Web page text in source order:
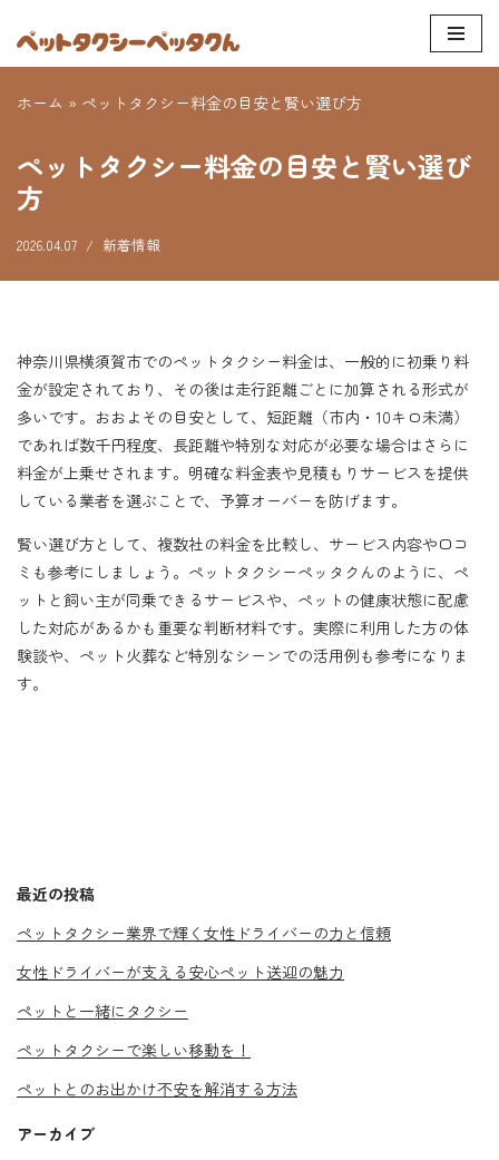
テ
ツ
へ
キ
ッ
ホーム » ペットタクシー料金の目安と賢い選び方
ペットタクシー料金の目安と賢い選び
方
2026.04.07 新着情報
神奈川県横須賀市でのペットタクシー料金は、一般的に初乗り料
金が設定されており、その後は走行距離ごとに加算される形式が
多いです。おおよその目安として、短距離（市内・10キロ未満）
であれば数千円程度、長距離や特別な対応が必要な場合はさらに
料金が上乗せされます。明確な料金表や見積もりサービスを提供
している業者を選ぶことで、予算オーバーを防げます。
賢い選び方として、複数社の料金を比較し、サービス内容や口コ
ミも参考にしましょう。ペットタクシーペッタクんのように、ペ
ットと飼い主が同乗できるサービスや、ペットの健康状態に配慮
した対応があるかも重要な判断材料です。実際に利用した方の体
験談や、ペット火葬など特別なシーンでの活用例も参考になりま
す。
最近の投稿
ペットタクシー業界で輝く女性ドライバーの力と信頼
女性ドライバーが支える安心ペット送迎の魅力
ペットと一緒にタクシー
ペットタクシーで楽しい移動を！
ペットとのお出かけ不安を解消する方法
アーカイブ